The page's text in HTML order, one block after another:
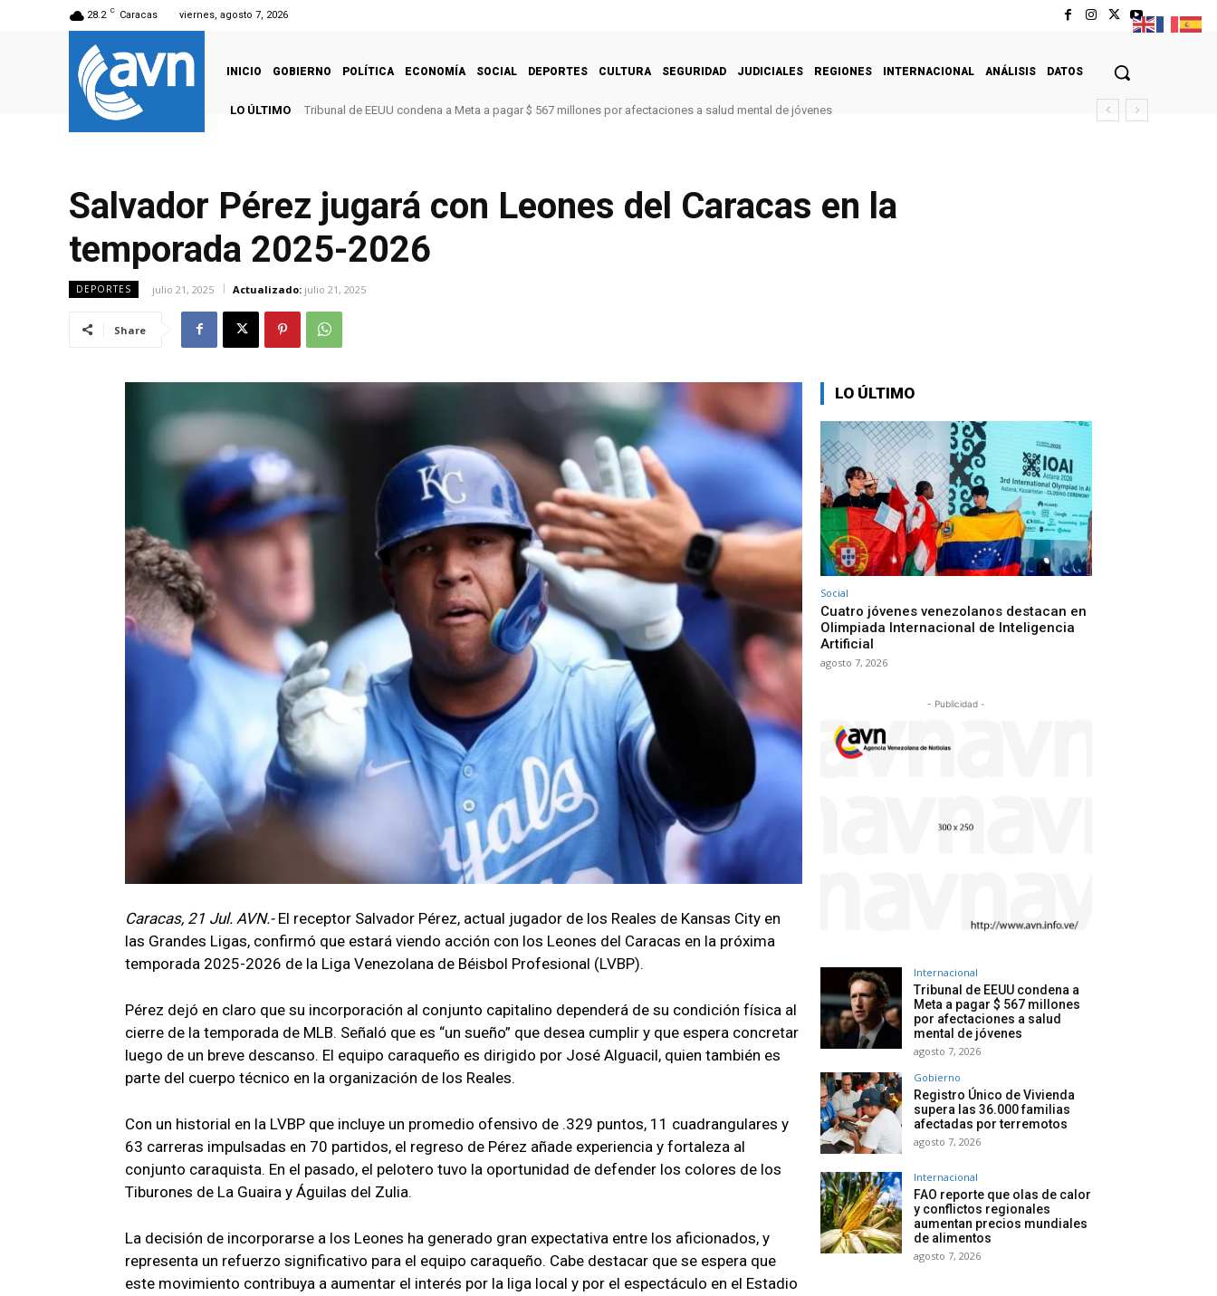
28.2 C Caracas viernes, agosto 7, 2026
INICIO GOBIERNO POLÍTICA ECONOMÍA SOCIAL DEPORTES CULTURA SEGURIDAD JUDICIALES REGIONES INTERNACIONAL ANÁLISIS DATOS
LO ÚLTIMO Tribunal de EEUU condena a Meta a pagar $ 567 millones por afectaciones a salud mental de jóvenes
Salvador Pérez jugará con Leones del Caracas en la
temporada 2025-2026
DEPORTES julio 21, 2025 Actualizado: julio 21, 2025
Share
Caracas, 21 Jul. AVN.- El receptor Salvador Pérez, actual jugador de los Reales de Kansas City en
las Grandes Ligas, confirmó que estará viendo acción con los Leones del Caracas en la próxima
temporada 2025-2026 de la Liga Venezolana de Béisbol Profesional (LVBP).
Pérez dejó en claro que su incorporación al conjunto capitalino dependerá de su condición física al
cierre de la temporada de MLB. Señaló que es “un sueño” que desea cumplir y que espera concretar
luego de un breve descanso. El equipo caraqueño es dirigido por José Alguacil, quien también es
parte del cuerpo técnico en la organización de los Reales.
Con un historial en la LVBP que incluye un promedio ofensivo de .329 puntos, 11 cuadrangulares y
63 carreras impulsadas en 70 partidos, el regreso de Pérez añade experiencia y fortaleza al
conjunto caraquista. En el pasado, el pelotero tuvo la oportunidad de defender los colores de los
Tiburones de La Guaira y Águilas del Zulia.
La decisión de incorporarse a los Leones ha generado gran expectativa entre los aficionados, y
representa un refuerzo significativo para el equipo caraqueño. Cabe destacar que se espera que
este movimiento contribuya a aumentar el interés por la liga local y por el espectáculo en el Estadio
LO ÚLTIMO
Social
Cuatro jóvenes venezolanos destacan en
Olimpiada Internacional de Inteligencia
Artificial
agosto 7, 2026
- Publicidad -
Internacional
Tribunal de EEUU condena a
Meta a pagar $ 567 millones
por afectaciones a salud
mental de jóvenes
agosto 7, 2026
Gobierno
Registro Único de Vivienda
supera las 36.000 familias
afectadas por terremotos
agosto 7, 2026
Internacional
FAO reporte que olas de calor
y conflictos regionales
aumentan precios mundiales
de alimentos
agosto 7, 2026